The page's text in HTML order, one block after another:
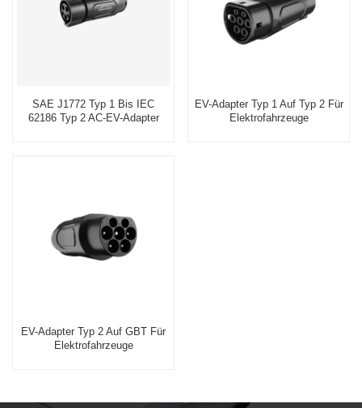
SAE J1772 Typ 1 Bis IEC
62186 Typ 2 AC-EV-Adapter
EV-Adapter Typ 1 Auf Typ 2 Für
Elektrofahrzeuge
EV-Adapter Typ 2 Auf GBT Für
Elektrofahrzeuge